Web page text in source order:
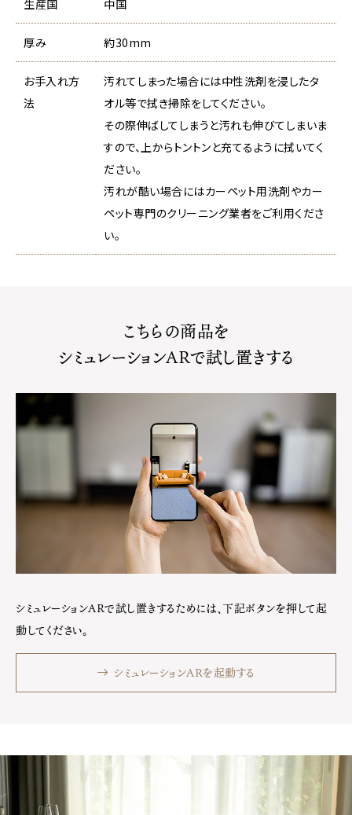
生産国 中国
厚み 約30mm
お手入れ方
法
汚れてしまった場合には中性洗剤を浸したタ
オル等で拭き掃除をしてください。
その際伸ばしてしまうと汚れも伸びてしまいま
すので、上からトントンと充てるように拭いてく
ださい。
汚れが酷い場合にはカーペット用洗剤やカー
ペット専門のクリーニング業者をご利用くださ
い。
こちらの商品を
シミュレーションARで試し置きする
シミュレーションARで試し置きするためには、下記ボタンを押して起
動してください。
シミュレーションARを起動する